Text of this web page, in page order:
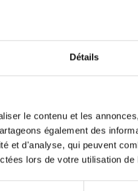
Détails
le contenu et les
également des
et d'analyse, qui peuvent
lors de votre utilisation